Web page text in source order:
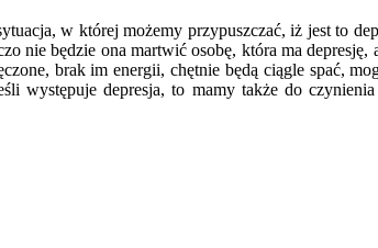
w której możemy przypuszczać, iż jest to
nie będzie ona martwić osobę, która ma
brak im energii, chętnie będą ciągle spać,
występuje depresja, to mamy także do